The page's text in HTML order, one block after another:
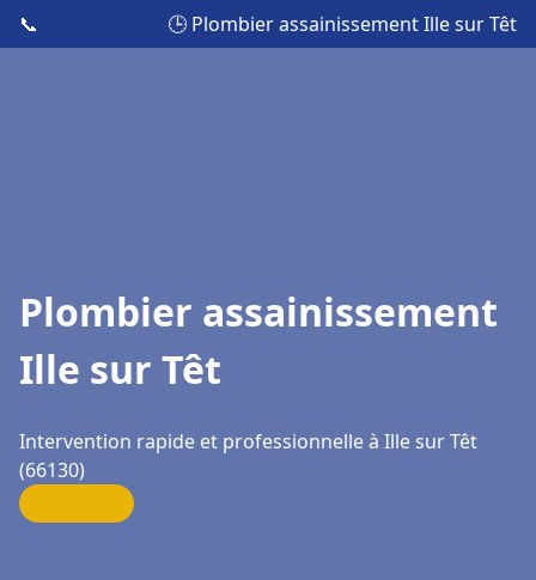
📞 🕒 Plombier assainissement Ille sur Têt
Plombier assainissement
Ille sur Têt
Intervention rapide et professionnelle à Ille sur Têt
(66130)